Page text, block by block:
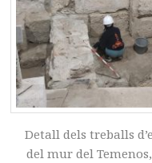
Detall dels treballs
del mur del